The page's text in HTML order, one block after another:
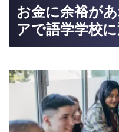
お金に余裕が
アで語学学校